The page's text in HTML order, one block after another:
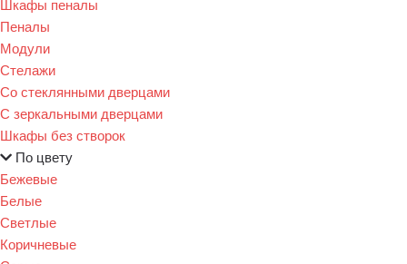
Шкафы пеналы
Пеналы
Модули
Стелажи
Со стеклянными дверцами
С зеркальными дверцами
Шкафы без створок
По цвету
Бежевые
Белые
Светлые
Коричневые